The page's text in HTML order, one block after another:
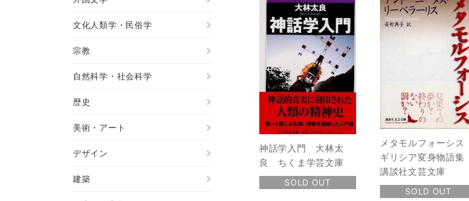
神話学入門 大林太
良 ちくま学芸文庫
SOLD OUT
メタモルフォーシス
ギリシア変身物語集
講談社文芸文庫
SOLD OUT
文化人類学・民俗学
宗教
自然科学・社会科学
歴史
美術・アート
デザイン
建築